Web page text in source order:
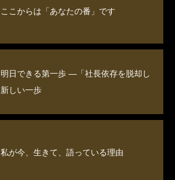
ここからは「あなたの番」です
明日できる第一歩 ―「社長依存を脱却し
新しい一歩
私が今、生きて、語っている理由